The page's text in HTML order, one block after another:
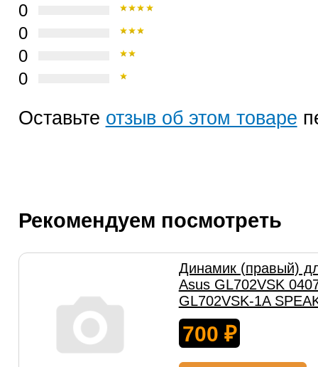
0
0
0
0
Оставьте отзыв об этом товаре
Рекомендуем посмотреть
Динамик (правый)
Asus GL702VSK
GL702VSK-1A
700 ₽